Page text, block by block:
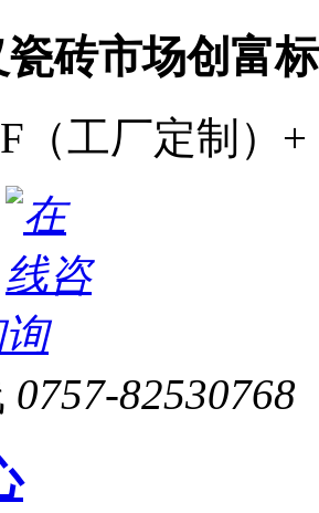
砖市场创富
（工厂定制）
0757-82530768